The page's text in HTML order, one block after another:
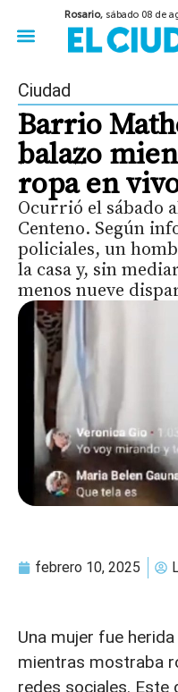
Rosario, sábado 08 de
Ciudad
Barrio
balazo
ropa en
Ocurrió el sábado
Centeno. Según
policiales, un
la casa y, sin
menos nueve
febrero 10, 2025
Una mujer fue
mientras mostraba
redes sociales. Este